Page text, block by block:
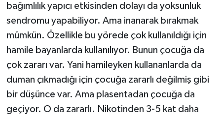
bağımlılık yapıcı etkisinden dolayı da yoksunluk
sendromu yapabiliyor. Ama inanarak bırakmak
mümkün. Özellikle bu yörede çok kullanıldığı için
hamile bayanlarda kullanılıyor. Bunun çocuğa da
çok zararı var. Yani hamileyken kullananlarda da
duman çıkmadığı için çocuğa zararlı değilmiş gibi
bir düşünce var. Ama plasentadan çocuğa da
geçiyor. O da zararlı. Nikotinden 3-5 kat daha